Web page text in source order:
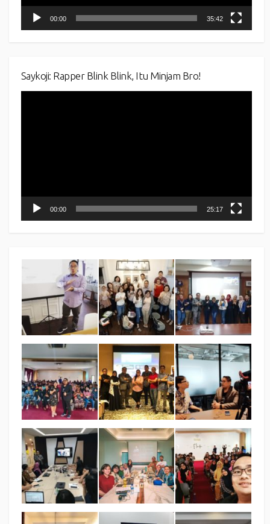
00:00 35:42
Saykoji: Rapper Blink Blink, Itu Minjam Bro!
00:00 25:17